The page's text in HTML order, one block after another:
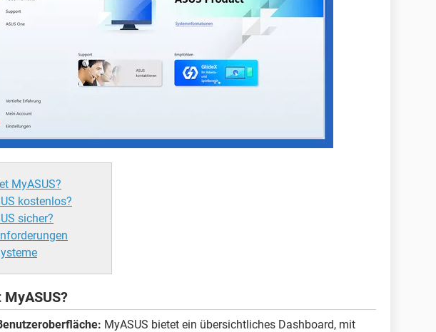
MyASUS?
kostenlos?
sicher?
MyASUS bietet ein übersichtliches Dashboard, mit